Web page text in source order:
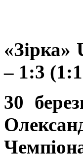
«Зірка»
– 1:3
30